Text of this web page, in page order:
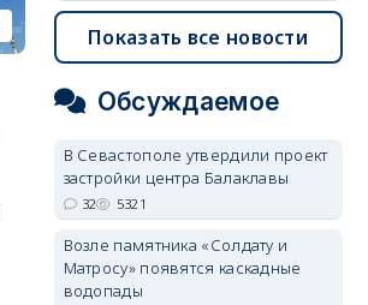
Тайный дворик на мысе
Хрустальном: как найти
почти никто не знает
Под стенами Галереи искусств
гравийный сад и семейные
качели.
Показать все новости
Обсуждаемое
В Севастополе утвердили проект
застройки центра Балаклавы
32 5321
Возле памятника «Солдату и
Матросу» появятся каскадные
водопады